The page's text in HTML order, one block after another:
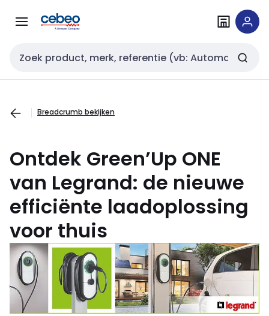
naar
naar
Zoekveld invoer
Breadcrumb bekijken
Ontdek Green’Up ONE
van Legrand: de nieuwe
efficiënte laadoplossing
voor thuis